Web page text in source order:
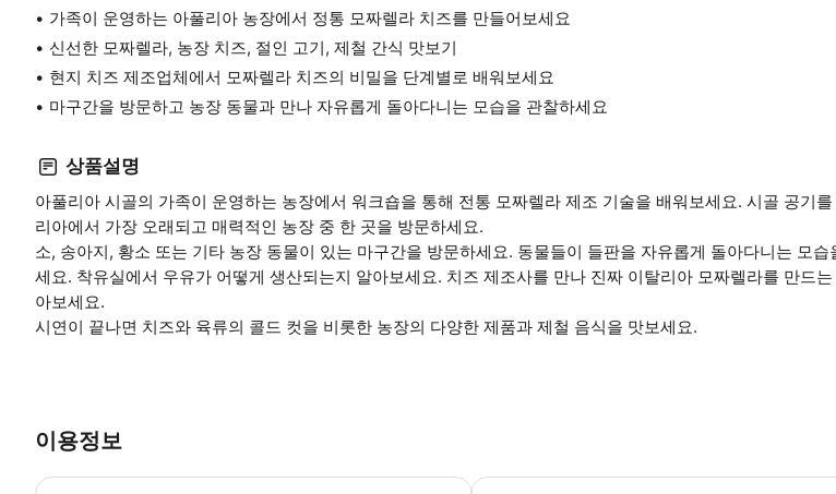
가족이 운영하는 아풀리아 농장에서 정통 모짜렐라 치즈를 만들어보세요
신선한 모짜렐라, 농장 치즈, 절인 고기, 제철 간식 맛보기
현지 치즈 제조업체에서 모짜렐라 치즈의 비밀을 단계별로 배워보세요
마구간을 방문하고 농장 동물과 만나 자유롭게 돌아다니는 모습을 관찰하세요
상품설명
아풀리아 시골의 가족이 운영하는 농장에서 워크숍을 통해 전통 모짜렐라 제조 기술을 배워보세요. 시골 공기
리아에서 가장 오래되고 매력적인 농장 중 한 곳을 방문하세요.
소, 송아지, 황소 또는 기타 농장 동물이 있는 마구간을 방문하세요. 동물들이 들판을 자유롭게 돌아다니는 모습
세요. 착유실에서 우유가 어떻게 생산되는지 알아보세요. 치즈 제조사를 만나 진짜 이탈리아 모짜렐라를 만드
아보세요.
시연이 끝나면 치즈와 육류의 콜드 컷을 비롯한 농장의 다양한 제품과 제철 음식을 맛보세요.
이용정보
11월부터 3월 사이에는 항공편이 적고 관광객 수요가